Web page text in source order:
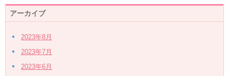
アーカイブ
2023年8月
2023年7月
2023年6月